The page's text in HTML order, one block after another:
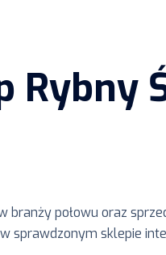
branży połowu oraz
sprawdzonym sklepie